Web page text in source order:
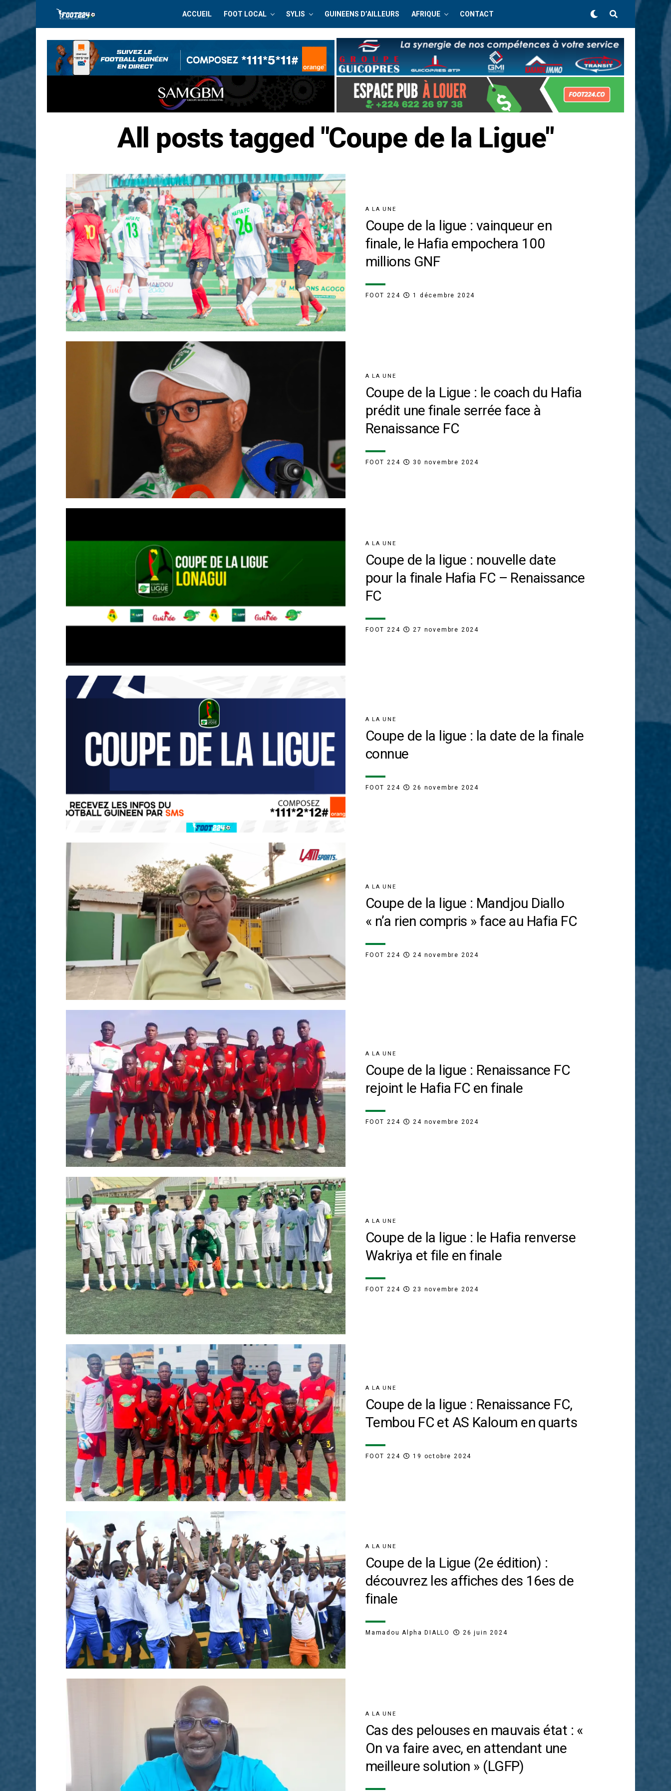
ACCUEIL FOOT LOCAL SYLIS GUINEENS D’AILLEURS AFRIQUE CONTACT
All posts tagged "Coupe de la Ligue"
A LA UNE
Coupe de la ligue : vainqueur en
finale, le Hafia empochera 100
millions GNF
FOOT 224 1 décembre 2024
A LA UNE
Coupe de la Ligue : le coach du Hafia
prédit une finale serrée face à
Renaissance FC
FOOT 224 30 novembre 2024
A LA UNE
Coupe de la ligue : nouvelle date
pour la finale Hafia FC – Renaissance
FC
FOOT 224 27 novembre 2024
A LA UNE
Coupe de la ligue : la date de la finale
connue
FOOT 224 26 novembre 2024
A LA UNE
Coupe de la ligue : Mandjou Diallo
« n’a rien compris » face au Hafia FC
FOOT 224 24 novembre 2024
A LA UNE
Coupe de la ligue : Renaissance FC
rejoint le Hafia FC en finale
FOOT 224 24 novembre 2024
A LA UNE
Coupe de la ligue : le Hafia renverse
Wakriya et file en finale
FOOT 224 23 novembre 2024
A LA UNE
Coupe de la ligue : Renaissance FC,
Tembou FC et AS Kaloum en quarts
FOOT 224 19 octobre 2024
A LA UNE
Coupe de la Ligue (2e édition) :
découvrez les affiches des 16es de
finale
Mamadou Alpha DIALLO 26 juin 2024
A LA UNE
Cas des pelouses en mauvais état : «
On va faire avec, en attendant une
meilleure solution » (LGFP)